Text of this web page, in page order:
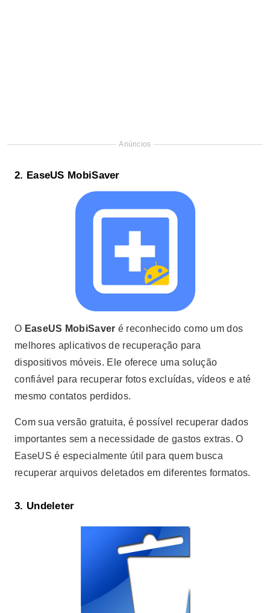
Anúncios
2. EaseUS MobiSaver
O EaseUS MobiSaver é reconhecido como um dos
melhores aplicativos de recuperação para
dispositivos móveis. Ele oferece uma solução
confiável para recuperar fotos excluídas, vídeos e até
mesmo contatos perdidos.
Com sua versão gratuita, é possível recuperar dados
importantes sem a necessidade de gastos extras. O
EaseUS é especialmente útil para quem busca
recuperar arquivos deletados em diferentes formatos.
3. Undeleter